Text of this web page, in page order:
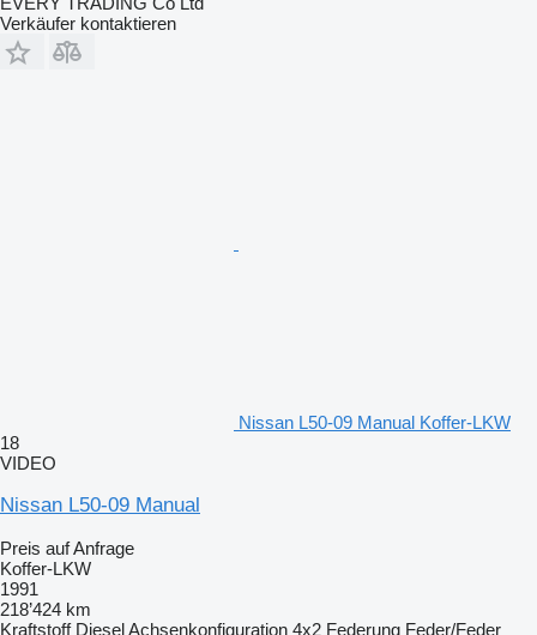
Verkäufer kontaktieren
Nissan L50-09 Manual Koffer-LKW
18
VIDEO
Nissan L50-09 Manual
Preis auf Anfrage
Koffer-LKW
1991
218’424 km
Kraftstoff DieselAchsenkonfiguration 4x2 Federung Feder/Feder